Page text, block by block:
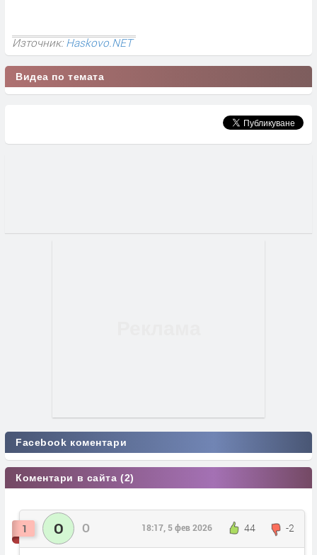
Източник:Haskovo.NET
Видеа по темата
Facebook коментари
Коментари в сайта (2)
1 O O 44 -2
18:17, 5 фев 2026